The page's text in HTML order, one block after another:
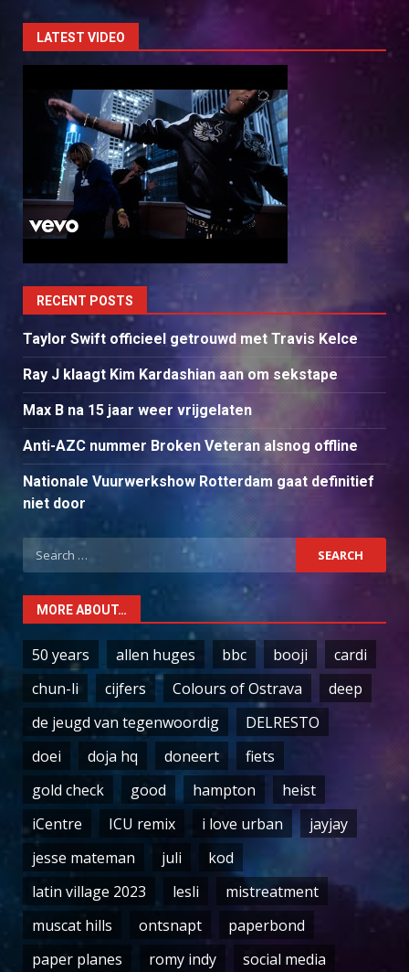
LATEST VIDEO
RECENT POSTS
Taylor Swift officieel getrouwd met Travis Kelce
Ray J klaagt Kim Kardashian aan om sekstape
Max B na 15 jaar weer vrijgelaten
Anti-AZC nummer Broken Veteran alsnog offline
Nationale Vuurwerkshow Rotterdam gaat definitief
niet door
Search
for:
MORE ABOUT…
50 years allen huges bbc booji
cardi
chun-li
cijfers Colours of Ostrava
deep
de jeugd van tegenwoordig
DELRESTO
doei
doja hq doneert
fiets
gold check
good hampton
heist
iCentre
ICU remix i love urban
jayjay
jesse mateman
juli
kod
latin village 2023
lesli
mistreatment
muscat hills
ontsnapt
paperbond
paper planes
romy indy social media